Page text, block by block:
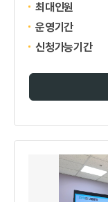
최대인원
운영기간
신청가능기간